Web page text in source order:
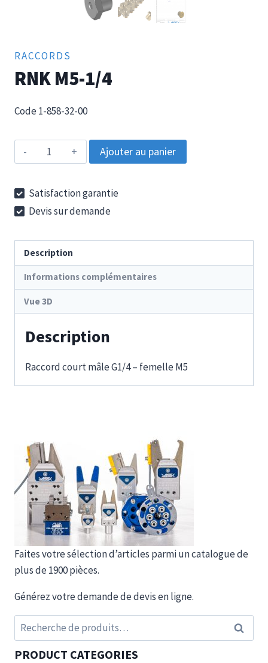
RACCORDS
RNK M5-1/4
Code 1-858-32-00
quantité
de
M5-
1/4
Ajouter au panier
Satisfaction garantie
Devis sur demande
Description
Informations complémentaires
Vue 3D
Description
Raccord court mâle G1/4 – femelle M5
Faites votre sélection d’articles parmi un catalogue de
plus de 1900 pièces.
Générez votre demande de devis en ligne.
Recherche
pour :
PRODUCT CATEGORIES